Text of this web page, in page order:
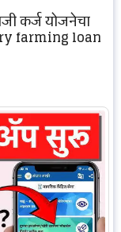
कर्ज योजनेचा
farming loan